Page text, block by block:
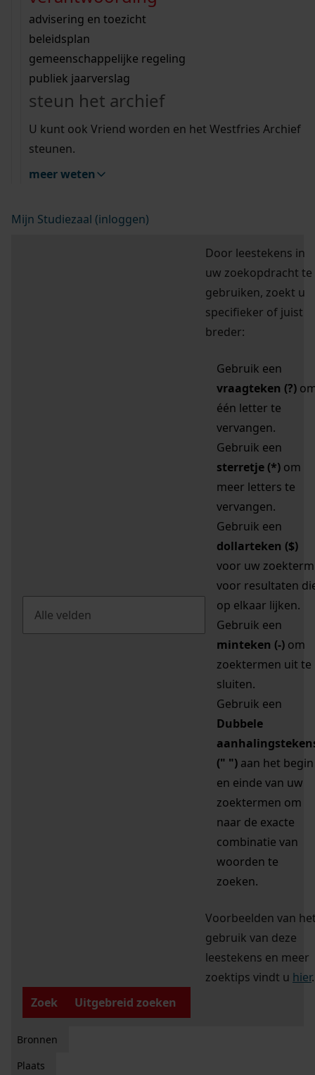
bouwvergunningen
omgevingsvergunningen
vergunningen
beeld en geluid
uitleg nodig?
Wij helpen u op weg met een aantal zoektips.
bekijk alle zoektips
Wij helpen u op weg met een aantal zoektips.
bekijk alle zoektips
bekijk ons geschiedenislokaal
advisering en toezicht
beleidsplan
gemeenschappelijke regeling
publiek jaarverslag
steun het archief
U kunt ook Vriend worden en het Westfries Archief
steunen.
meer weten
“kapvergunning” of “parkeren”
hulp nodig?
Deze zoektips helpen u op weg.
Mijn Studiezaal (inloggen)
Door leestekens in
uw zoekopdracht te
gebruiken, zoekt u
specifieker of juist
breder:
Gebruik een
vraagteken (?)
één letter te
vervangen.
Gebruik een
sterretje (*) om
meer letters te
vervangen.
Gebruik een
dollarteken ($)
voor uw zoekterm
voor resultaten
op elkaar lijken.
Gebruik een
minteken (-) om
zoektermen uit te
sluiten.
Gebruik een
Dubbele
(" ") aan het begin
en einde van uw
zoektermen om
naar de exacte
combinatie van
woorden te
zoeken.
Voorbeelden van
gebruik van deze
leestekens en meer
zoektips vindt u hier.
Zoek
Uitgebreid zoeken
Bronnen
Plaats